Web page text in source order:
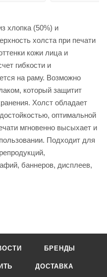
хлопка (50%) и
холста при печати
кожи лица и
гибкости и
на раму. Возможно
который защитит
Холст обладает
оптимальной
мгновенно высыхает и
Подходит для
баннеров, дисплеев,
БРЕНДЫ
ДОСТАВКА